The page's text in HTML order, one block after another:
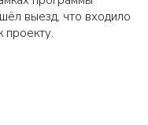
выезд, что входило
проекту.